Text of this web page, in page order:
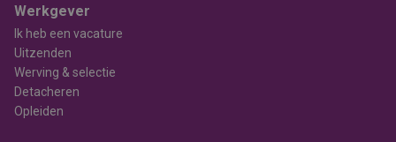
Werkgever
Ik heb een vacature
Uitzenden
Werving & selectie
Detacheren
Opleiden